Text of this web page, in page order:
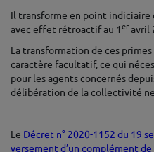
Il transforme en point
avec effet rétroactif au 1 er avril
La transformation de ces
caractère facultatif, ce qui
pour les agents concernés
délibération de la collectivité
Le Décret n° 2020-1152 du 19
versement d’un complément